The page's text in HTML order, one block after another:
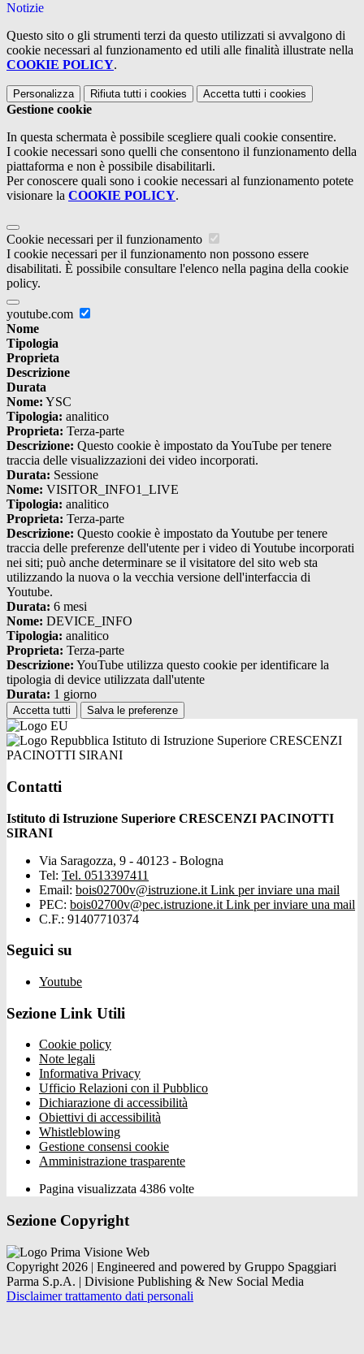
Notizie
Questo sito o gli strumenti terzi da questo utilizzati si avvalgono di
cookie necessari al funzionamento ed utili alle finalità illustrate nella
COOKIE POLICY.
Personalizza Rifiuta tutti i cookies Accetta tutti i cookies
Gestione cookie
In questa schermata è possibile scegliere quali cookie consentire.
I cookie necessari sono quelli che consentono il funzionamento della
piattaforma e non è possibile disabilitarli.
Per conoscere quali sono i cookie necessari al funzionamento potete
visionare la COOKIE POLICY.
Cookie necessari per il funzionamento
I cookie necessari per il funzionamento non possono essere
disabilitati. È possibile consultare l'elenco nella pagina della cookie
policy.
youtube.com
Nome
Tipologia
Proprieta
Descrizione
Durata
Nome: YSC
Tipologia: analitico
Proprieta: Terza-parte
Descrizione: Questo cookie è impostato da YouTube per tenere
traccia delle visualizzazioni dei video incorporati.
Durata: Sessione
Nome: VISITOR_INFO1_LIVE
Tipologia: analitico
Proprieta: Terza-parte
Descrizione: Questo cookie è impostato da Youtube per tenere
traccia delle preferenze dell'utente per i video di Youtube incorporati
nei siti; può anche determinare se il visitatore del sito web sta
utilizzando la nuova o la vecchia versione dell'interfaccia di
Youtube.
Durata: 6 mesi
Nome: DEVICE_INFO
Tipologia: analitico
Proprieta: Terza-parte
Descrizione: YouTube utilizza questo cookie per identificare la
tipologia di device utilizzata dall'utente
Durata: 1 giorno
Accetta tutti Salva le preferenze
Istituto di Istruzione Superiore CRESCENZI
PACINOTTI SIRANI
Contatti
Istituto di Istruzione Superiore CRESCENZI PACINOTTI
SIRANI
Via Saragozza, 9 - 40123 - Bologna
Tel: Tel. 0513397411
Email: bois02700v@istruzione.it Link per inviare una mail
PEC: bois02700v@pec.istruzione.it Link per inviare una mail
C.F.: 91407710374
Seguici su
Youtube
Sezione Link Utili
Cookie policy
Note legali
Informativa Privacy
Ufficio Relazioni con il Pubblico
Dichiarazione di accessibilità
Obiettivi di accessibilità
Whistleblowing
Gestione consensi cookie
Amministrazione trasparente
Pagina visualizzata 4386 volte
Sezione Copyright
Copyright 2026 | Engineered and powered by Gruppo Spaggiari
Parma S.p.A. | Divisione Publishing & New Social Media
Disclaimer trattamento dati personali